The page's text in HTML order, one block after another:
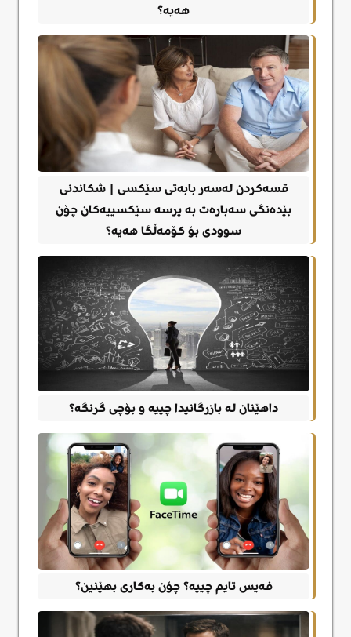
هەیە؟
قسەکردن لەسەر بابەتی سێکسی | شکاندنی
بێدەنگی سەبارەت بە پرسە سێکسییەکان چۆن
سوودی بۆ کۆمەڵگا هەیە؟
داهێنان لە بازرگانیدا چییە و بۆچی گرنگە؟
فەیس تایم چییە؟ چۆن بەکاری بهێنین؟